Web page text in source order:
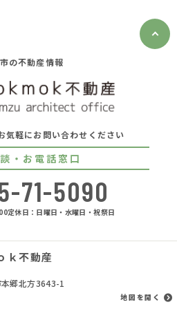
の不動産情報
気軽にお問い合わせください
・お電話窓口
71-5090
定休日：日曜日・水曜日・祝祭日
ｋ不動産
郷北方3643-1
地図を開く